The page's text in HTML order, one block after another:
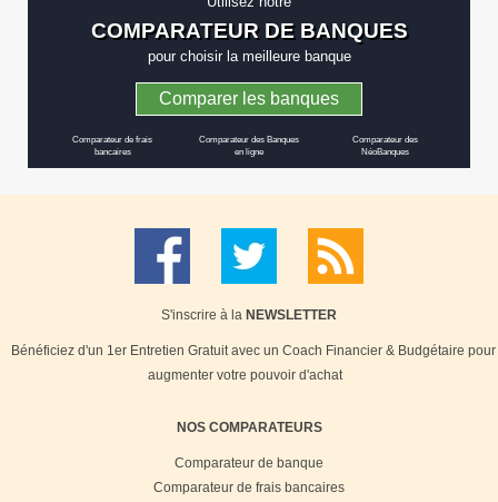
COMPARATEUR DE BANQUES
pour choisir la meilleure banque
Comparer les banques
Comparateur de frais
bancaires
Comparateur des Banques
en ligne
Comparateur des
NéoBanques
S'inscrire à la NEWSLETTER
Bénéficiez d'un 1er Entretien Gratuit avec un Coach Financier & Budgétaire pour
augmenter votre pouvoir d'achat
NOS COMPARATEURS
Comparateur de banque
Comparateur de frais bancaires